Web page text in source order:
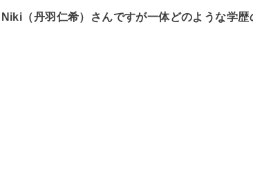
Niki（丹羽仁希）さんですが一体どのような学歴